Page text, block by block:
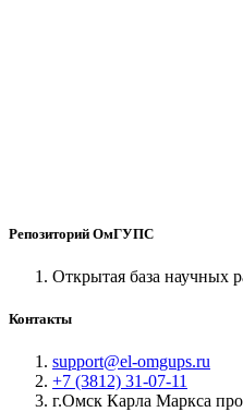
Репозиторий ОмГУПС
Открытая база научных
Контакты
support@el-omgups.ru
+7 (3812) 31-07-11
г.Омск Карла Маркса